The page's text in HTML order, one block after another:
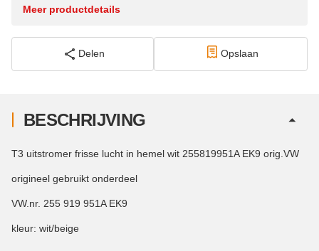
Meer productdetails
Delen Opslaan
BESCHRIJVING
T3 uitstromer frisse lucht in hemel wit 255819951A EK9 orig.VW
origineel gebruikt onderdeel
VW.nr. 255 919 951A EK9
kleur: wit/beige